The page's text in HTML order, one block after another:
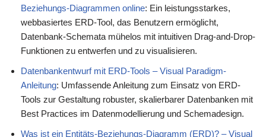
Beziehungs-Diagrammen online: Ein leistungsstarkes,
webbasiertes ERD-Tool, das Benutzern ermöglicht,
Datenbank-Schemata mühelos mit intuitiven Drag-and-Drop-
Funktionen zu entwerfen und zu visualisieren.
Datenbankentwurf mit ERD-Tools – Visual Paradigm-
Anleitung: Umfassende Anleitung zum Einsatz von ERD-
Tools zur Gestaltung robuster, skalierbarer Datenbanken mit
Best Practices im Datenmodellierung und Schemadesign.
Was ist ein Entitäts-Beziehungs-Diagramm (ERD)? – Visual